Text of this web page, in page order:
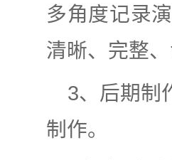
多角度记录
清晰、完整、
3、后期制
制作。